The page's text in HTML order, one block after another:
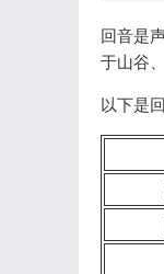
回音是
于山谷
以下是